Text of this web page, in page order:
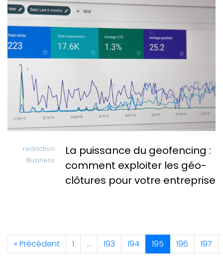
redaction
Business
La puissance du geofencing :
comment exploiter les géo-
clôtures pour votre entreprise
« Précédent 1 … 193 194 195 196 197